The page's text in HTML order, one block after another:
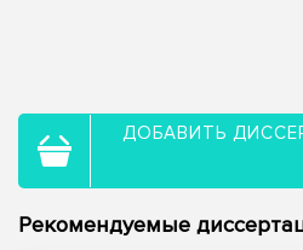
ДОБАВИТЬ
Рекомендуемые